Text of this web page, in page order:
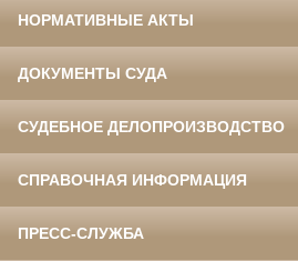
НОРМАТИВНЫЕ АКТЫ
ДОКУМЕНТЫ СУДА
СУДЕБНОЕ ДЕЛОПРОИЗВОДСТВО
СПРАВОЧНАЯ ИНФОРМАЦИЯ
ПРЕСС-СЛУЖБА